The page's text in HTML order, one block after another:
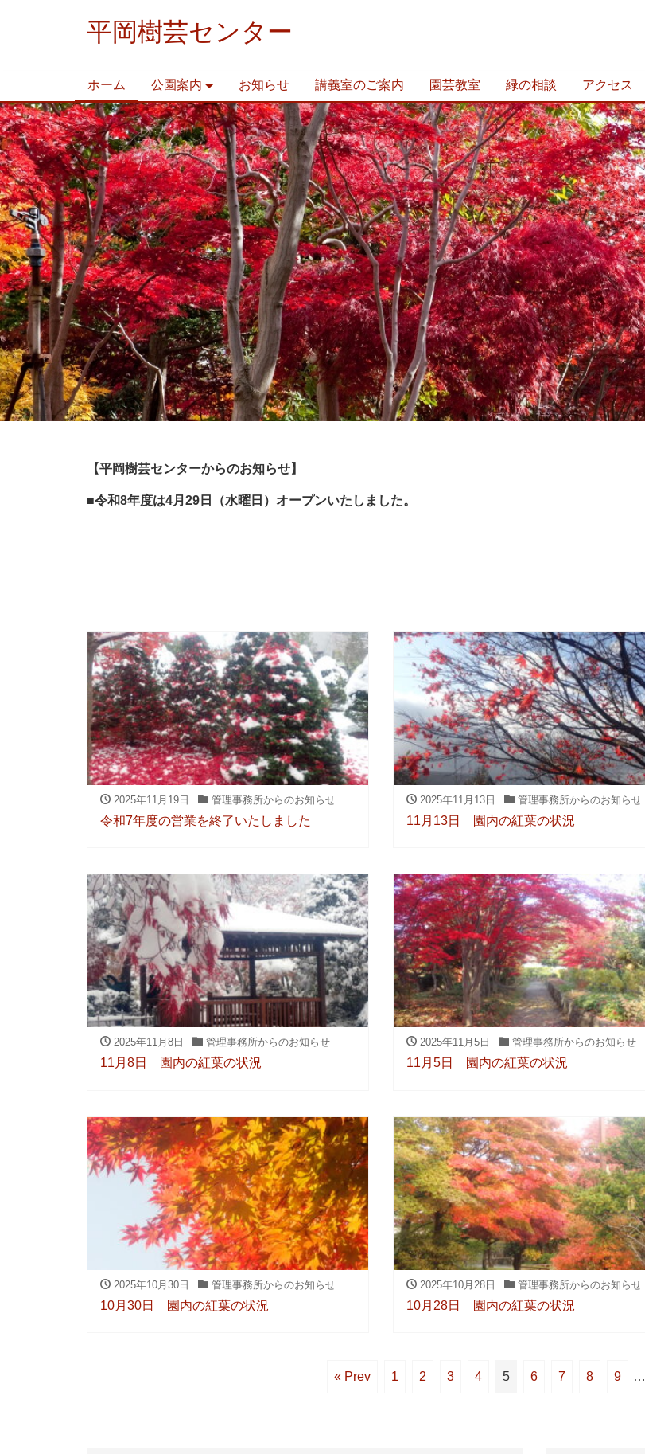
平岡樹芸センター
ホーム 公園案内 お知らせ 講義室のご案内 園芸教室 緑の相談 アクセス
【平岡樹芸センターからのお知らせ】
■令和8年度は4月29日（水曜日）オープンいたしました。
2025年11月19日 管理事務所からのお知らせ
令和7年度の営業を終了いたしました
2025年11月13日 管理事務所からのお知らせ
11月13日 園内の紅葉の状況
2025年11月8日 管理事務所からのお知らせ
11月8日 園内の紅葉の状況
2025年11月5日 管理事務所からのお知らせ
11月5日 園内の紅葉の状況
2025年10月30日 管理事務所からのお知らせ
10月30日 園内の紅葉の状況
2025年10月28日 管理事務所からのお知らせ
10月28日 園内の紅葉の状況
« Prev 1 2 3 4 5 6 7 8 9 …